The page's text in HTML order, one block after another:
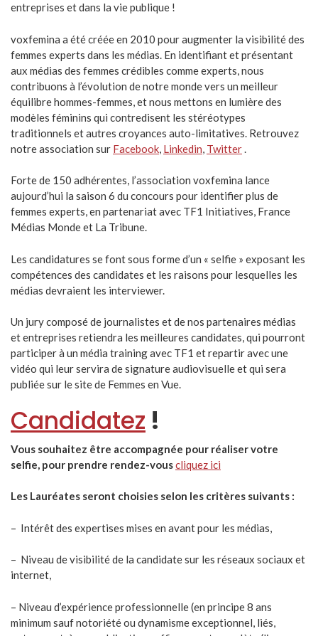
entreprises et dans la vie publique !
voxfemina a été créée en 2010 pour augmenter la visibilité des
femmes experts dans les médias. En identifiant et présentant
aux médias des femmes crédibles comme experts, nous
contribuons à l’évolution de notre monde vers un meilleur
équilibre hommes-femmes, et nous mettons en lumière des
modèles féminins qui contredisent les stéréotypes
traditionnels et autres croyances auto-limitatives. Retrouvez
notre association sur Facebook, Linkedin, Twitter.
Forte de 150 adhérentes, l’association voxfemina lance
aujourd’hui la saison 6 du concours pour identifier plus de
femmes experts, en partenariat avec TF1 Initiatives, France
Médias Monde et La Tribune.
Les candidatures se font sous forme d’un « selfie » exposant les
compétences des candidates et les raisons pour lesquelles les
médias devraient les interviewer.
Un jury composé de journalistes et de nos partenaires médias
et entreprises retiendra les meilleures candidates, qui pourront
participer à un média training avec TF1 et repartir avec une
vidéo qui leur servira de signature audiovisuelle et qui sera
publiée sur le site de Femmes en Vue.
Candidatez !
Vous souhaitez être accompagnée pour réaliser votre
selfie, pour prendre rendez-vouscliquez ici
Les Lauréates seront choisies selon les critères suivants :
– Intérêt des expertises mises en avant pour les médias,
– Niveau de visibilité de la candidate sur les réseaux sociaux et
internet,
– Niveau d’expérience professionnelle (en principe 8 ans
minimum sauf notoriété ou dynamisme exceptionnel, liés,